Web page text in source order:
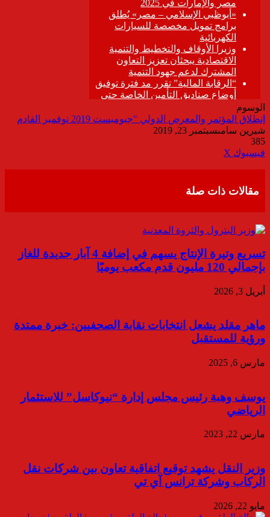
الوسوم
إنطلاق المؤتمر والمعرض الدولي "جيوميست 2019 نوفمبر القادم
شيرين سامىسبتمبر 23, 2019
385
فيسبوك ‫X
مقالات ذات صلة
تسريع وتيرة الإنتاج يسهم في إضافة 4 آبار جديدة للغاز
بإجمالي 120 مليون قدم مكعب يوميًا
أبريل 3, 2026
ماهر مقلد يشعل انتخابات نقابة الصحفيين: خبرة ممتدة
ورؤية للمستقبل
مارس 6, 2025
يوسف وهبة رئيس مجلس إدارة “نيوكاسل” للاستثمار
الرياضي
مارس 22, 2023
وزير النقل يشهد توقيع اتفاقية تعاون بين شركات نقل
الركاب وشركة ترانس آي تي
مايو 22, 2026